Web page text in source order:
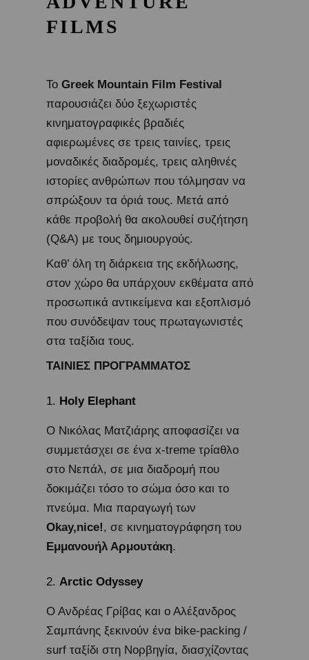
FILMS
Το Greek Mountain Film Festival
παρουσιάζει δύο ξεχωριστές
κινηματογραφικές βραδιές
αφιερωμένες σε τρεις ταινίες, τρεις
μοναδικές διαδρομές, τρεις αληθινές
ιστορίες ανθρώπων που τόλμησαν να
σπρώξουν τα όριά τους. Μετά από
κάθε προβολή θα ακολουθεί συζήτηση
(Q&A) με τους δημιουργούς.
Καθ’ όλη τη διάρκεια της εκδήλωσης,
στον χώρο θα υπάρχουν εκθέματα από
προσωπικά αντικείμενα και εξοπλισμό
που συνόδεψαν τους πρωταγωνιστές
στα ταξίδια τους.
ΤΑΙΝΙΕΣ ΠΡΟΓΡΑΜΜΑΤΟΣ
Holy Elephant
Ο Νικόλας Ματζιάρης αποφασίζει να
συμμετάσχει σε ένα x-treme τρίαθλο
στο Νεπάλ, σε μια διαδρομή που
δοκιμάζει τόσο το σώμα όσο και το
πνεύμα. Μια παραγωγή των
Okay,nice!, σε κινηματογράφηση του
Εμμανουήλ Αρμουτάκη.
Arctic Odyssey
Ο Ανδρέας Γρίβας και ο Αλέξανδρος
Σαμπάνης ξεκινούν ένα bike-packing /
surf ταξίδι στη Νορβηγία, διασχίζοντας